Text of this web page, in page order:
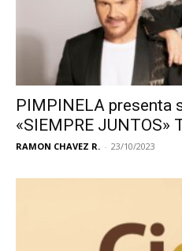
PIMPINELA presenta
«SIEMPRE JUNTOS»
RAMON CHAVEZ R. - 23/10/2023